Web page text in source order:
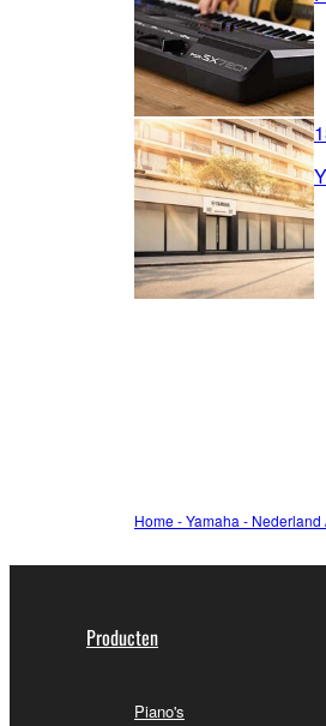
Home - Yamaha -
Producten
Piano's